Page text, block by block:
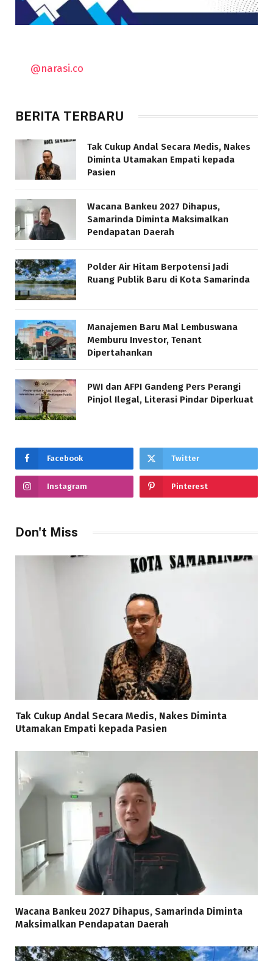
@narasi.co
BERITA TERBARU
Tak Cukup Andal Secara Medis, Nakes
Diminta Utamakan Empati kepada
Pasien
Wacana Bankeu 2027 Dihapus,
Samarinda Diminta Maksimalkan
Pendapatan Daerah
Polder Air Hitam Berpotensi Jadi
Ruang Publik Baru di Kota Samarinda
Manajemen Baru Mal Lembuswana
Memburu Investor, Tenant
Dipertahankan
PWI dan AFPI Gandeng Pers Perangi
Pinjol Ilegal, Literasi Pindar Diperkuat
Facebook Twitter
Instagram Pinterest
Don't Miss
Tak Cukup Andal Secara Medis, Nakes Diminta
Utamakan Empati kepada Pasien
Wacana Bankeu 2027 Dihapus, Samarinda Diminta
Maksimalkan Pendapatan Daerah